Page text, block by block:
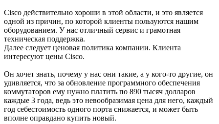
Cisco действительно хороши в этой области, и это является
одной из причин, по которой клиенты пользуются нашим
оборудованием. У нас отличный сервис и грамотная
техническая поддержка.
Далее следует ценовая политика компании. Клиента
интересуют цены Cisco.
Он хочет знать, почему у нас они такие, а у кого-то другие, он
удивляется, что за обновление программного обеспечения
коммутаторов ему нужно платить по 890 тысяч долларов
каждые 3 года, ведь это невообразимая цена для него, каждый
год себестоимость одного порта снижается, и может быть
вполне оправдано купить новый.